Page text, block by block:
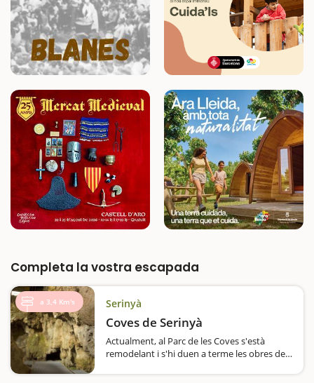
Completa la vostra escapada
a 3,4 Km's Serinyà
Coves de Serinyà
Actualment, al Parc de les Coves s'està
remodelant i s'hi duen a terme les obres de